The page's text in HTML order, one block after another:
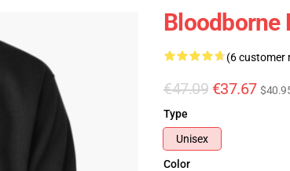
Bloodborne
(6 customer
€47.09 €37.67
Type
Unisex
Color